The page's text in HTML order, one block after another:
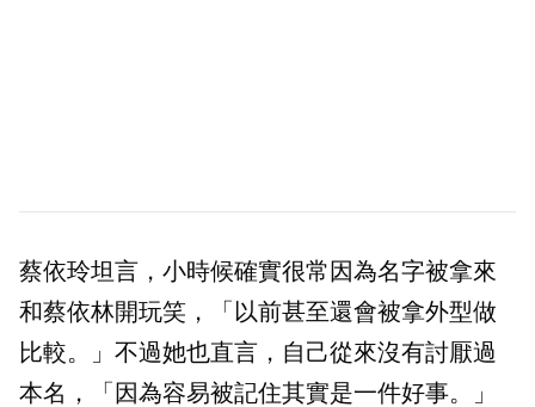
蔡依玲坦言，小時候確實很常因為名字被拿來
和蔡依林開玩笑，「以前甚至還會被拿外型做
比較。」不過她也直言，自己從來沒有討厭過
本名，「因為容易被記住其實是一件好事。」